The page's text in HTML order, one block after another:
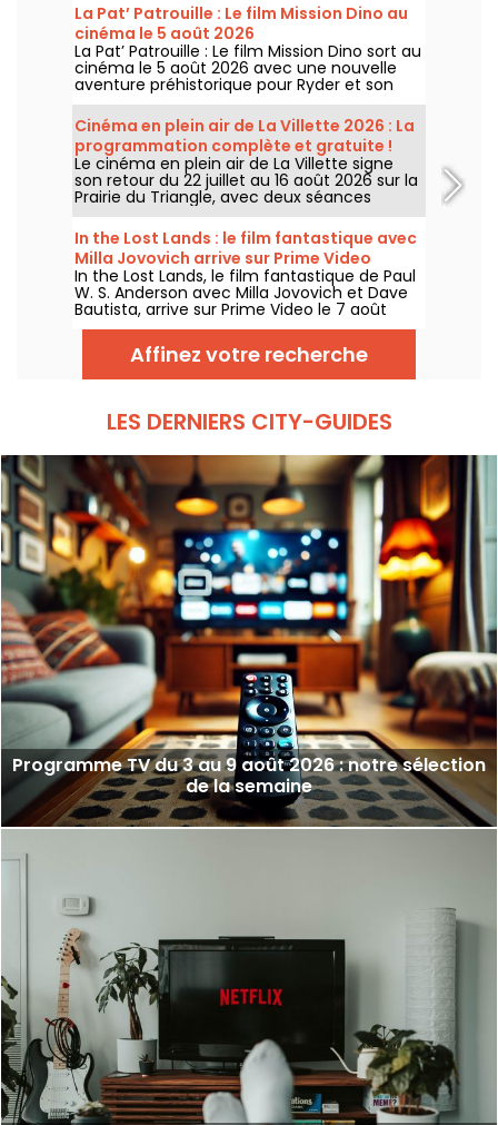
La Pat’ Patrouille : Le film Mission Dino au
cinéma le 5 août 2026
La Pat’ Patrouille : Le film Mission Dino sort au
cinéma le 5 août 2026 avec une nouvelle
aventure préhistorique pour Ryder et son
équipe.
Cinéma en plein air de La Villette 2026 : La
programmation complète et gratuite !
Le cinéma en plein air de La Villette signe
son retour du 22 juillet au 16 août 2026 sur la
Prairie du Triangle, avec deux séances
gratuites par jour, à 18h et 21h. Pour cette
35e édition, le festival met à l’honneur le
thème “L’appel de la forêt”. Découvrez la
programmation complète et gratuite !
In the Lost Lands : le film fantastique avec
Milla Jovovich arrive sur Prime Video
In the Lost Lands, le film fantastique de Paul
W. S. Anderson avec Milla Jovovich et Dave
Bautista, arrive sur Prime Video le 7 août
2026.
Affinez votre recherche
LES DERNIERS CITY-GUIDES
Programme TV du 3 au 9 août 2026 : notre sélection
de la semaine